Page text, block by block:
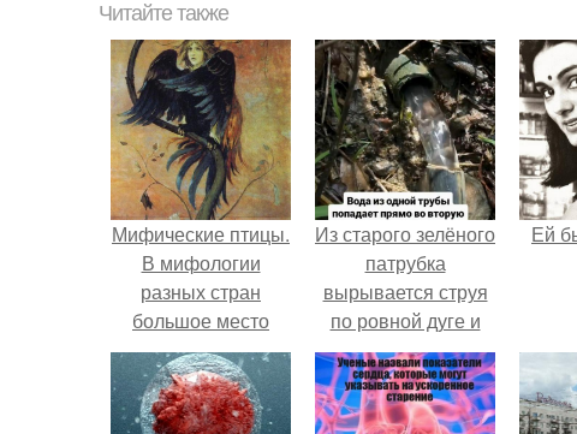
Читайте также
Мифические птицы.
В мифологии
разных стран
большое место
занимают образы
птиц.
Из старого зелёного
патрубка
вырывается струя
по ровной дуге и
точно попадает в
отверстие нижней
трубы.
Ей